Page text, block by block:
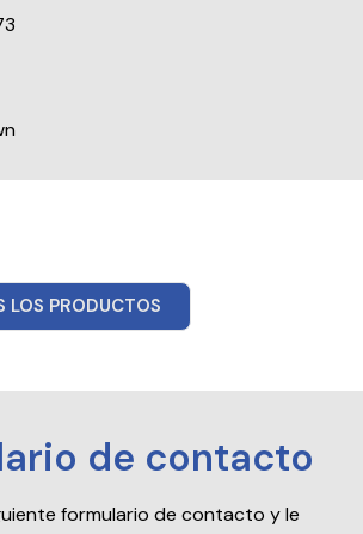
LOS PRODUCTOS
de contacto
formulario de contacto y le